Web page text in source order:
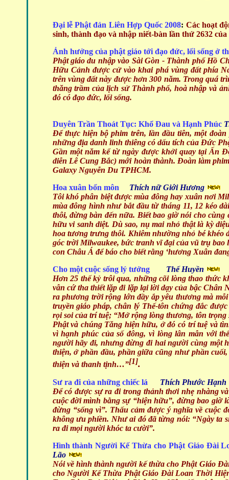
Đại lễ Phật đản Liên Hợp Quốc 2008: Các hoạt
sinh, thành đạo và nhập niết-bàn lần thứ 2632
Ảnh hưởng của phật giáo tới đạo đức, lối sống ở
Phật giáo du nhập vào Sài Gòn - Thành phố Hồ
Hữu Cảnh được cử vào khai phá vùng đất phía
trên vùng đất này được hơn 300 năm. Trong quá
thăng trầm của lịch sử Thành phố, hoà nhập và
đó có đạo đức, lối sống.
Duyên Trần Thoát Tục: Khổ Đau và Hạnh Phúc
Để thực hiện bộ phim trên, lần đầu tiên, một
những địa danh linh thiêng có dấu tích của Đức
Gần một năm kể từ ngày được khởi quay tại Ấn
diễn Lê Cung Bắc) mới hoàn thành. Đoàn làm
Galaxy Nguyễn Du TPHCM.
Hoa xuân bổn môn Thích nữ Giới Hương
Tôi khó phân biệt được mùa đông hay xuân nơi
mùa đông hình như bắt đầu từ tháng 11, 12 kéo
thôi, đừng bàn đến nữa. Biết bao giờ nói cho
hữu vi sanh diệt. Dù sao, nụ mai nhỏ thật là kỳ
hoa tương trưng thôi. Khiêm nhường nhỏ bé khéo
góc trời Milwaukee, bức tranh vĩ đại của vũ trụ
con Châu Á để báo cho biết rằng ‘hương Xuân
Cho một cuộc sống lý tưởng
Thế Huyền
Hơn 25 thế kỷ trôi qua, những cõi lòng thao thức
vẫn cứ tha thiết lặp đi lặp lại lời dạy của bậc
ra phương trời rộng lớn đầy ắp yêu thương mà
truyền giáo pháp, chân lý Thế-tôn chứng đắc
rọi soi của trí tuệ; “Mở rộng lòng thương, tôn
Phật và chúng Tăng hiện hữu, ở đó có trí tuệ và
vì hạnh phúc của số đông, vì lòng lân mẫn với
người hãy đi, nhưng đừng đi hai người cùng một
thiện, ở phần đầu, phần giữa cũng như phần
thiện và thanh tịnh…”[1].
Sư ra đi của những chiếc lá Thích Phước Hạnh
Để có được sự ra đi trong thảnh thơi nhẹ nhàng
cuộc đời mình bằng sự “hiện hữu”, đừng bao giờ
đừng “sống vì”. Thấu cảm được ý nghĩa về cuộc
không ưu phiền. Như ai đó đã từng nói: “Ngày ta
ra đi mọi người khóc ta cười”.
Hình thành Người Kế Thừa cho Phật Giáo Đài
Lão
Nói về hình thành người kế thừa cho Phật Giáo
cho Người Kế Thừa Phật Giáo Đài Loan Thời